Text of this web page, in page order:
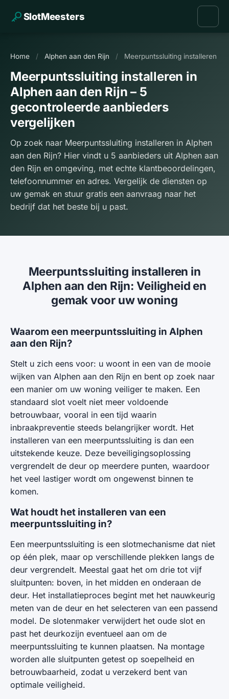
SlotMeesters
Home / Alphen aan den Rijn / Meerpuntssluiting installeren
Meerpuntssluiting installeren in
Alphen aan den Rijn – 5
gecontroleerde aanbieders
vergelijken
Op zoek naar Meerpuntssluiting installeren in Alphen
aan den Rijn? Hier vindt u 5 aanbieders uit Alphen aan
den Rijn en omgeving, met echte klantbeoordelingen,
telefoonnummer en adres. Vergelijk de diensten op
uw gemak en stuur gratis een aanvraag naar het
bedrijf dat het beste bij u past.
Meerpuntssluiting installeren in
Alphen aan den Rijn: Veiligheid en
gemak voor uw woning
Waarom een meerpuntssluiting in Alphen
aan den Rijn?
Stelt u zich eens voor: u woont in een van de mooie
wijken van Alphen aan den Rijn en bent op zoek naar
een manier om uw woning veiliger te maken. Een
standaard slot voelt niet meer voldoende
betrouwbaar, vooral in een tijd waarin
inbraakpreventie steeds belangrijker wordt. Het
installeren van een meerpuntssluiting is dan een
uitstekende keuze. Deze beveiligingsoplossing
vergrendelt de deur op meerdere punten, waardoor
het veel lastiger wordt om ongewenst binnen te
komen.
Wat houdt het installeren van een
meerpuntssluiting in?
Een meerpuntssluiting is een slotmechanisme dat niet
op één plek, maar op verschillende plekken langs de
deur vergrendelt. Meestal gaat het om drie tot vijf
sluitpunten: boven, in het midden en onderaan de
deur. Het installatieproces begint met het nauwkeurig
meten van de deur en het selecteren van een passend
model. De slotenmaker verwijdert het oude slot en
past het deurkozijn eventueel aan om de
meerpuntssluiting te kunnen plaatsen. Na montage
worden alle sluitpunten getest op soepelheid en
betrouwbaarheid, zodat u verzekerd bent van
optimale veiligheid.